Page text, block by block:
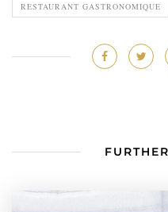
RESTAURANT GASTRONOMIQUE